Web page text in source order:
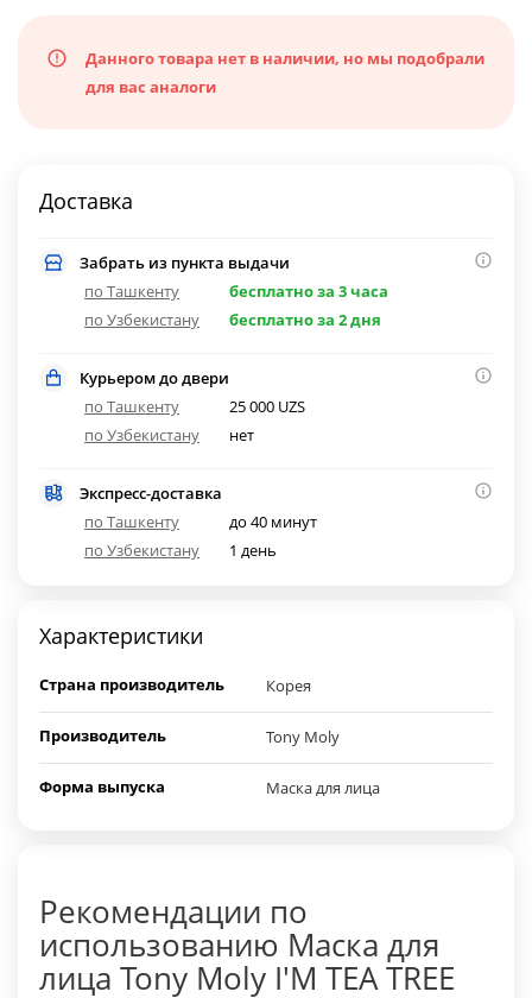
Данного товара нет в наличии, но мы подобрали
для вас аналоги
Доставка
Забрать из пункта выдачи
по Ташкенту
бесплатно за 3 часа
по Узбекистану
бесплатно за 2 дня
Курьером до двери
по Ташкенту
25 000 UZS
по Узбекистану
нет
Экспресс-доставка
по Ташкенту
до 40 минут
по Узбекистану
1 день
Характеристики
Страна производитель Корея
Производитель Tony Moly
Форма выпуска Маска для лица
Рекомендации по
использованию Маска для
лица Tony Moly I'M TEA TREE